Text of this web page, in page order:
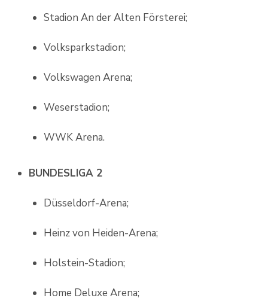
Stadion An der Alten Försterei;
Volksparkstadion;
Volkswagen Arena;
Weserstadion;
WWK Arena.
BUNDESLIGA 2
Düsseldorf-Arena;
Heinz von Heiden-Arena;
Holstein-Stadion;
Home Deluxe Arena;